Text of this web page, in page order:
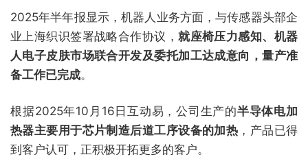
2025年半年报显示，机器人业务方面，与传感器头部企
业上海织识签署战略合作协议，就座椅压力感知、机器
人电子皮肤市场联合开发及委托加工达成意向，量产准
备工作已完成。
根据2025年10月16日互动易，公司生产的半导体电加
热器主要用于芯片制造后道工序设备的加热 ，产品已得
到客户认可，正积极开拓更多的客户。